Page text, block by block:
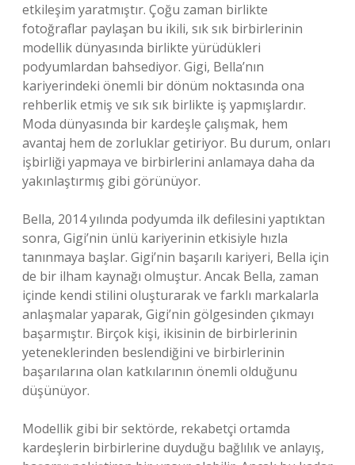
etkileşim yaratmıştır. Çoğu zaman birlikte
fotoğraflar paylaşan bu ikili, sık sık birbirlerinin
modellik dünyasında birlikte yürüdükleri
podyumlardan bahsediyor. Gigi, Bella’nın
kariyerindeki önemli bir dönüm noktasında ona
rehberlik etmiş ve sık sık birlikte iş yapmışlardır.
Moda dünyasında bir kardeşle çalışmak, hem
avantaj hem de zorluklar getiriyor. Bu durum, onları
işbirliği yapmaya ve birbirlerini anlamaya daha da
yakınlaştırmış gibi görünüyor.
Bella, 2014 yılında podyumda ilk defilesini yaptıktan
sonra, Gigi’nin ünlü kariyerinin etkisiyle hızla
tanınmaya başlar. Gigi’nin başarılı kariyeri, Bella için
de bir ilham kaynağı olmuştur. Ancak Bella, zaman
içinde kendi stilini oluşturarak ve farklı markalarla
anlaşmalar yaparak, Gigi’nin gölgesinden çıkmayı
başarmıştır. Birçok kişi, ikisinin de birbirlerinin
yeteneklerinden beslendiğini ve birbirlerinin
başarılarına olan katkılarının önemli olduğunu
düşünüyor.
Modellik gibi bir sektörde, rekabetçi ortamda
kardeşlerin birbirlerine duyduğu bağlılık ve anlayış,